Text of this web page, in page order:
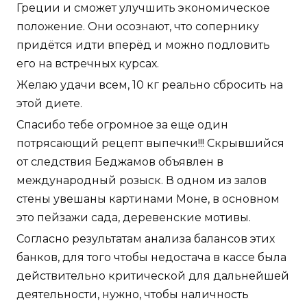
Греции и сможет улучшить экономическое
положение. Они осознают, что сопернику
придётся идти вперёд и можно подловить
его на встречных курсах.
Желаю удачи всем, 10 кг реально сбросить на
этой диете.
Спасибо тебе огромное за еще один
потрясающий рецепт выпечки!!! Скрывшийся
от следствия Беджамов объявлен в
международный розыск. В одном из залов
стены увешаны картинами Моне, в основном
это пейзажи сада, деревенские мотивы.
Согласно результатам анализа балансов этих
банков, для того чтобы недостача в кассе была
действительно критической для дальнейшей
деятельности, нужно, чтобы наличность